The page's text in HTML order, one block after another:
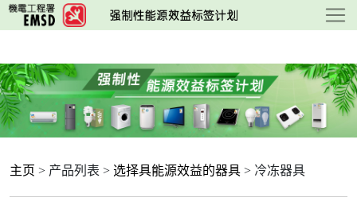
跳
至
要
内
容
主页 > 产品列表 > 选择具能源效益的器具 > 冷冻器具